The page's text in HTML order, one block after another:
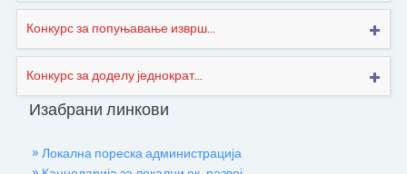
Конкурс за попуњавање изврш...
Конкурс за доделу једнократ...
Изабрани линкови
» Локална пореска администрација